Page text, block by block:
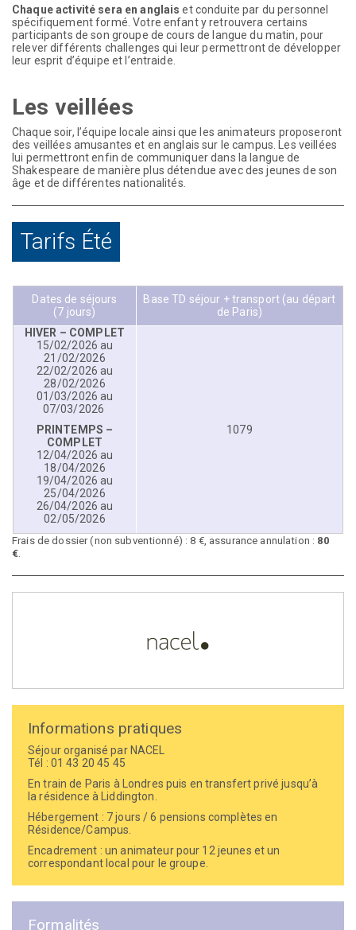
Chaque activité sera en anglais et conduite par du personnel
spécifiquement formé. Votre enfant y retrouvera certains
participants de son groupe de cours de langue du matin, pour
relever différents challenges qui leur permettront de développer
leur esprit d’équipe et l’entraide.
Les veillées
Chaque soir, l’équipe locale ainsi que les animateurs proposeront
des veillées amusantes et en anglais sur le campus. Les veillées
lui permettront enfin de communiquer dans la langue de
Shakespeare de manière plus détendue avec des jeunes de son
âge et de différentes nationalités.
Tarifs Été
Dates de séjours
(7 jours)
Base TD séjour + transport (au départ
de Paris)
HIVER – COMPLET
15/02/2026 au
21/02/2026
22/02/2026 au
28/02/2026
01/03/2026 au
07/03/2026
PRINTEMPS –
COMPLET
12/04/2026 au
18/04/2026
19/04/2026 au
25/04/2026
26/04/2026 au
02/05/2026
1079
Frais de dossier (non subventionné) : 8 €, assurance annulation : 80
€.
Informations pratiques
Séjour organisé par NACEL
Tél : 01 43 20 45 45
En train de Paris à Londres puis en transfert privé jusqu’à
la résidence à Liddington.
Hébergement : 7 jours / 6 pensions complètes en
Résidence/Campus.
Encadrement : un animateur pour 12 jeunes et un
correspondant local pour le groupe.
Formalités